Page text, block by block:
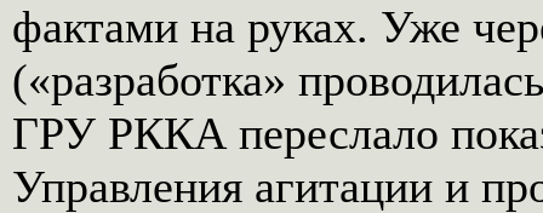
фактами на руках. Уже
(«разработка»
ГРУ РККА переслало
Управления агитации и